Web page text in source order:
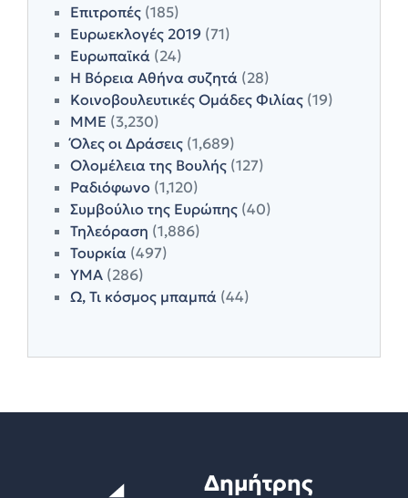
Επιτροπές (185)
Ευρωεκλογές 2019 (71)
Ευρωπαϊκά (24)
Η Βόρεια Αθήνα συζητά (28)
Κοινοβουλευτικές Ομάδες Φιλίας (19)
ΜΜΕ (3,230)
Όλες οι Δράσεις (1,689)
Ολομέλεια της Βουλής (127)
Ραδιόφωνο (1,120)
Συμβούλιο της Ευρώπης (40)
Τηλεόραση (1,886)
Τουρκία (497)
ΥΜΑ (286)
Ω, Τι κόσμος μπαμπά (44)
Δημήτρης